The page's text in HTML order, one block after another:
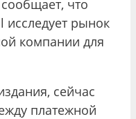
что
исследует рынок
компании для
сейчас
платежной